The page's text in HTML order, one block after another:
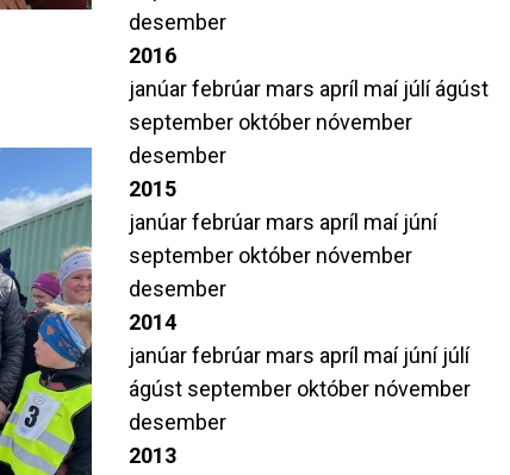
desember
2016
janúarfebrúar mars apríl maí júlíágúst
september október nóvember
desember
2015
janúarfebrúar mars apríl maí júní
september október nóvember
desember
2014
janúarfebrúar mars apríl maí júní júlí
ágúst september október nóvember
desember
2013